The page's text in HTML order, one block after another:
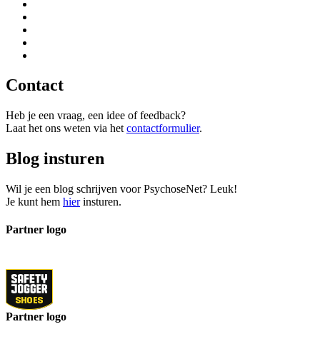
Contact
Heb je een vraag, een idee of feedback?
Laat het ons weten via het contactformulier.
Blog insturen
Wil je een blog schrijven voor PsychoseNet? Leuk!
Je kunt hem hierinsturen.
Partner logo
Partner logo